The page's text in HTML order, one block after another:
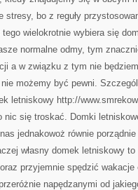
stresy, bo z reguły
wielokrotnie wybiera się
normalne odmy, tym
a w związku z tym nie
możemy być pewni.
letniskowy http://
nic się troskać. Domki
jednakowoż równie
własny domek letniskowy
przyjemnie spędzić
napędzanymi od